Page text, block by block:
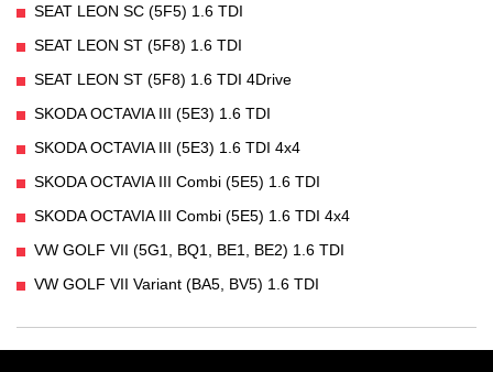
SEAT LEON SC (5F5) 1.6 TDI
SEAT LEON ST (5F8) 1.6 TDI
SEAT LEON ST (5F8) 1.6 TDI 4Drive
SKODA OCTAVIA III (5E3) 1.6 TDI
SKODA OCTAVIA III (5E3) 1.6 TDI 4x4
SKODA OCTAVIA III Combi (5E5) 1.6 TDI
SKODA OCTAVIA III Combi (5E5) 1.6 TDI 4x4
VW GOLF VII (5G1, BQ1, BE1, BE2) 1.6 TDI
VW GOLF VII Variant (BA5, BV5) 1.6 TDI